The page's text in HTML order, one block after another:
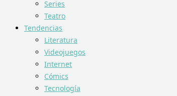
Series
Teatro
Tendencias
Literatura
Videojuegos
Internet
Cómics
Tecnología